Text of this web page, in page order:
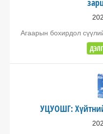
Агаарын бохирдол
УЦУОШГ: